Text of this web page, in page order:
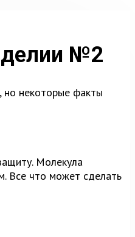
№2
но некоторые факты
Молекула
Все что может сделать